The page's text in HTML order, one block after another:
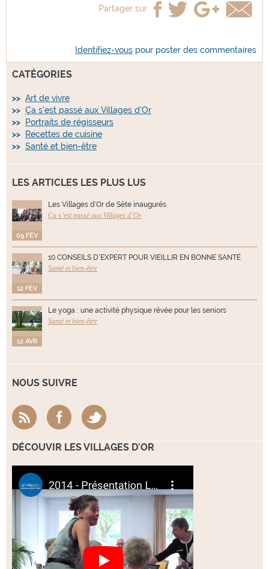
Partager sur
Identifiez-vous pour poster des commentaires
CATÉGORIES
Art de vivre
Ça s’est passé aux Villages d’Or
Portraits de régisseurs
Recettes de cuisine
Santé et bien-être
LES ARTICLES LES PLUS LUS
09 FÉV
Les Villages d'Or de Sète inaugurés
Ça s’est passé aux Villages d’Or
12 FÉV
10 CONSEILS D’EXPERT POUR VIEILLIR EN BONNE SANTÉ
Santé et bien-être
12 AVR
Le yoga : une activité physique rêvée pour les seniors
Santé et bien-être
NOUS SUIVRE
DÉCOUVIR LES VILLAGES D'OR